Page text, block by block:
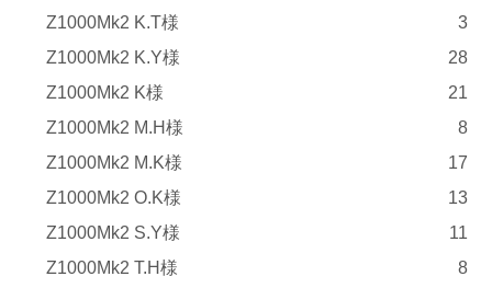
Z1000Mk2 K.T様
3
Z1000Mk2 K.Y様
28
Z1000Mk2 K様
21
Z1000Mk2 M.H様
8
Z1000Mk2 M.K様
17
Z1000Mk2 O.K様
13
Z1000Mk2 S.Y様
11
Z1000Mk2 T.H様
8